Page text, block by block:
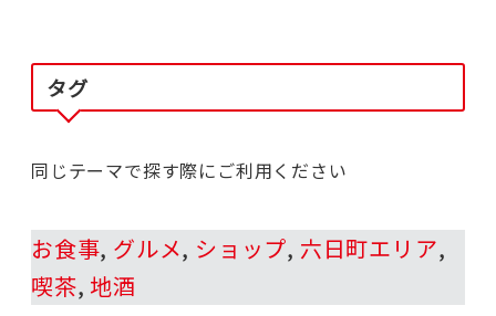
タグ
同じテーマで探す際にご利用ください
お食事, グルメ, ショップ, 六日町エリア
喫茶, 地酒